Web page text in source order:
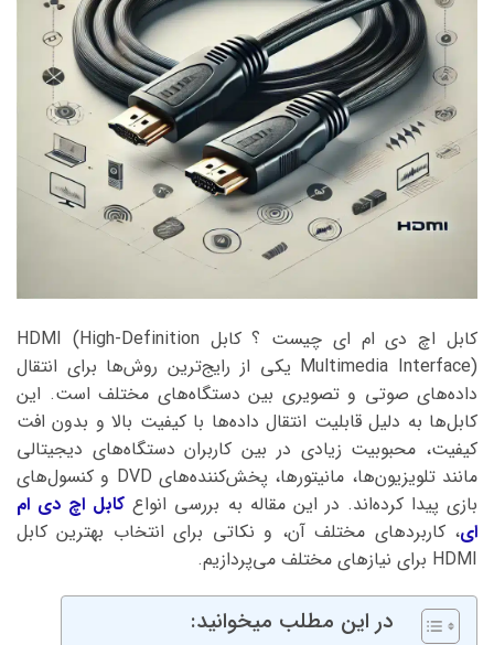
کابل اچ دی ام ای چیست ؟ کابل HDMI (High-Definition
Multimedia Interface) یکی از رایج‌ترین روش‌ها برای انتقال
داده‌های صوتی و تصویری بین دستگاه‌های مختلف است. این
کابل‌ها به دلیل قابلیت انتقال داده‌ها با کیفیت بالا و بدون افت
کیفیت، محبوبیت زیادی در بین کاربران دستگاه‌های دیجیتالی
مانند تلویزیون‌ها، مانیتورها، پخش‌کننده‌های DVD و کنسول‌های
بازی پیدا کرده‌اند. در این مقاله به بررسی انواع کابل‌ اچ دی ام
ای، کاربردهای مختلف آن، و نکاتی برای انتخاب بهترین کابل
HDMI برای نیازهای مختلف می‌پردازیم.
در این مطلب میخوانید: